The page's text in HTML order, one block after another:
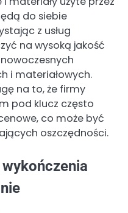
do siebie
z usług
na wysoką jakość
i materiałowych.
na to, że firmy
pod klucz często
co może być
oszczędności.